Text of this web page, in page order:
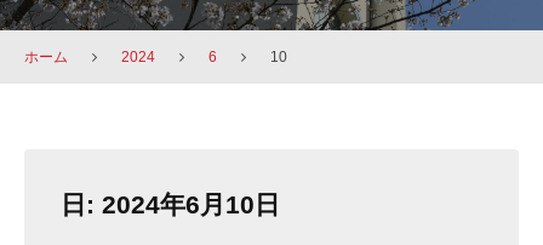
ホーム 2024 6 10
日: 2024年6月10日